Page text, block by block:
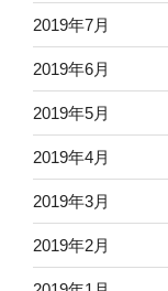
2019年7月
2019年6月
2019年5月
2019年4月
2019年3月
2019年2月